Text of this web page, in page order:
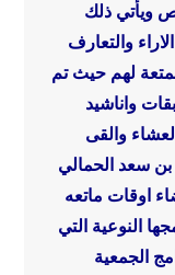
ويأتي ذلك
والتعارف
لهم حيث تم
واناشيد
والقى
بن سعد الحمالي
اوقات ماتعه
النوعية التي
الجمعية